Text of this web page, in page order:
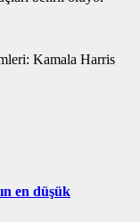
Kamala Harris
en düşük